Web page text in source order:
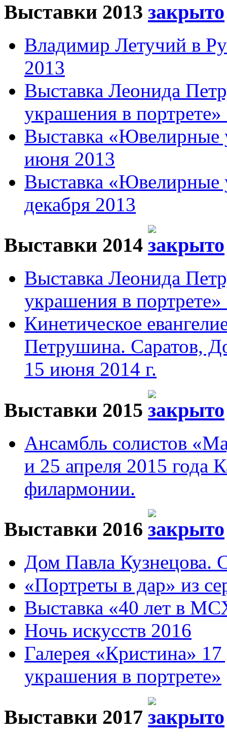
Выставки 2013
Владимир Летучий в
2013
Выставка Леонида
украшения в
Выставка «Ювелирные
июня 2013
Выставка «Ювелирные
декабря 2013
Выставки 2014
Выставка Леонида
украшения в
Кинетическое
Петрушина. Саратов,
15 июня 2014 г.
Выставки 2015
Ансамбль солистов
и 25 апреля 2015 года
филармонии.
Выставки 2016
Дом Павла Кузнецова.
«Портреты в дар» из
Выставка «40 лет в
Ночь искусств 2016
Галерея «Кристина»
украшения в портрете»
Выставки 2017